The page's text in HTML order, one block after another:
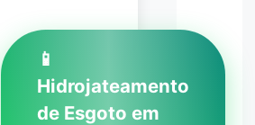
📱
Hidrojateamento
de Esgoto em